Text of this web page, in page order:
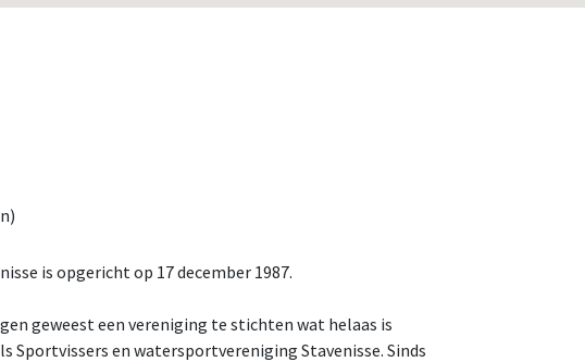
is opgericht op 17 december 1987.
geweest een vereniging te stichten wat helaas is
Sportvissers en watersportvereniging Stavenisse. Sinds